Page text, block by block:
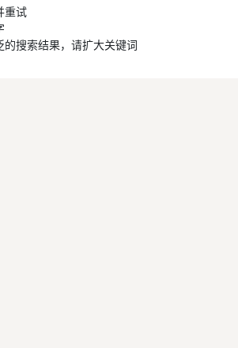
重试
的搜索结果，请扩大关键词